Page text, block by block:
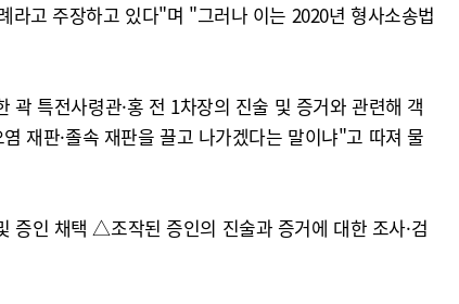
고 주장하고 있다"며 "그러나 이는 2020년 형사소송법
특전사령관·홍 전 1차장의 진술 및 증거와 관련해 객
재판·졸속 재판을 끌고 나가겠다는 말이냐"고 따져 물
인 채택 △조작된 증인의 진술과 증거에 대한 조사·검